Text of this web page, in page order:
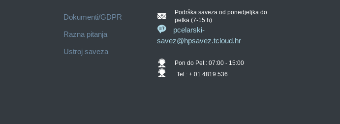
Dokumenti/GDPR
Razna pitanja
Ustroj saveza
Podrška saveza od ponedjeljka do
petka (7-15 h)
pcelarski-
savez@hpsavez.tcloud.hr
Pon do Pet : 07:00 - 15:00
Tel.: + 01 4819 536